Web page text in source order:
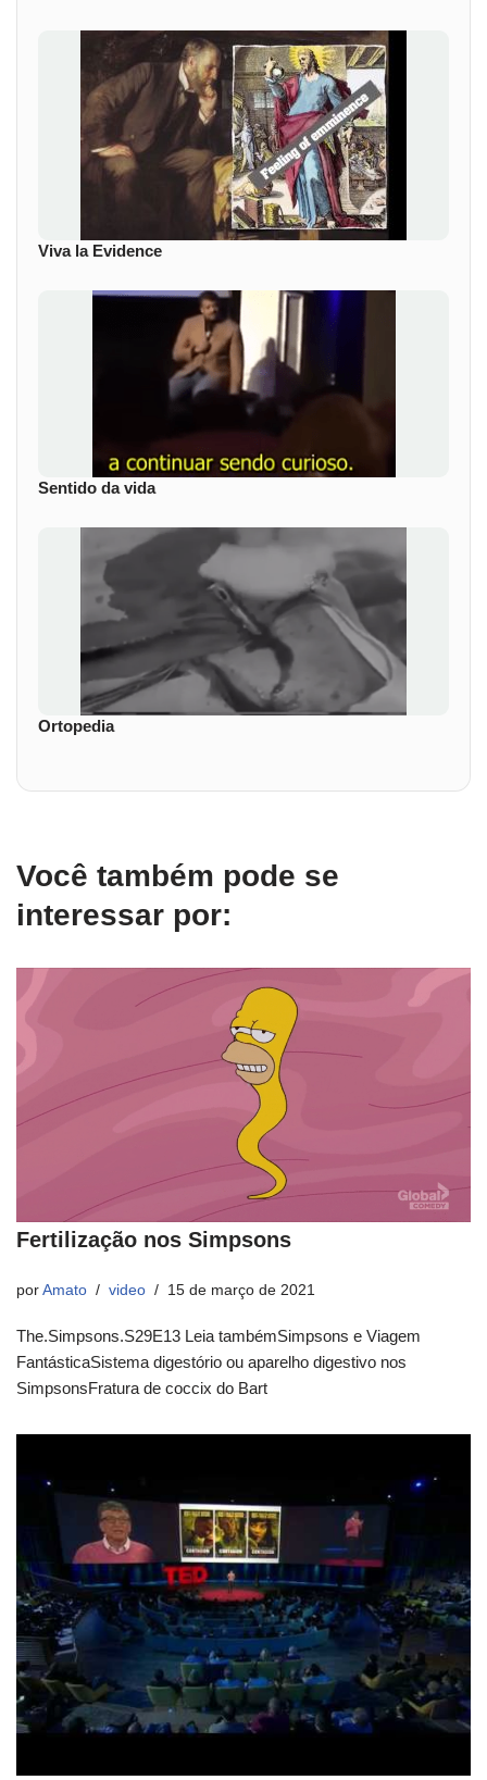
Viva la Evidence
Sentido da vida
Ortopedia
Você também pode se
interessar por:
Fertilização nos Simpsons
por Amato video 15 de março de 2021
The.Simpsons.S29E13 Leia tambémSimpsons e Viagem
FantásticaSistema digestório ou aparelho digestivo nos
SimpsonsFratura de coccix do Bart